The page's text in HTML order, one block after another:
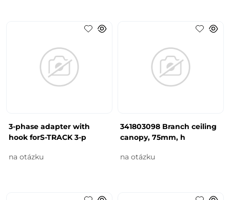
3-phase adapter with
hook forS-TRACK 3-p
na otázku
341803098 Branch ceiling
canopy, 75mm, h
na otázku